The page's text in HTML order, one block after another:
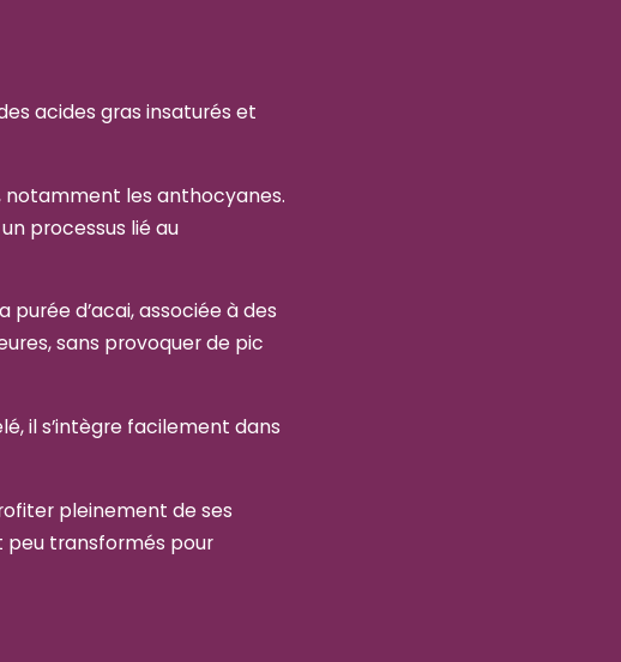
acides gras insaturés et
notamment les anthocyanes.
processus lié au
purée d’acai, associée à des
sans provoquer de pic
il s’intègre facilement dans
pleinement de ses
transformés pour